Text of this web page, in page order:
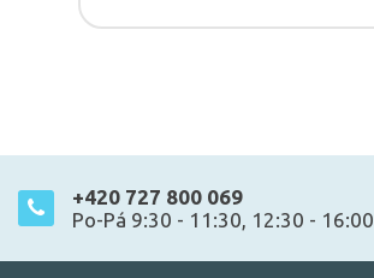
+420 727 800 069
Po-Pá 9:30 - 11:30, 12:30 - 16:00